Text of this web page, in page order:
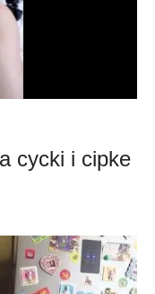
cycki i cipke